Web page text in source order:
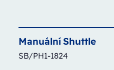
ManuálníShuttle
SB/PH1-1824